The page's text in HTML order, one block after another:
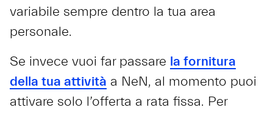
variabile sempre dentro la tua area
personale.
Se invece vuoi far passare la fornitura
della tua attività a NeN, al momento puoi
attivare solo l’offerta a rata fissa. Per